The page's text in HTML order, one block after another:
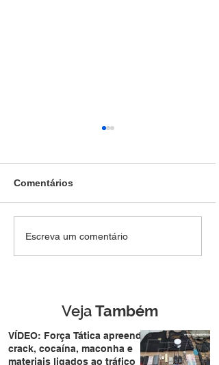
Jovem de 19 anos é
Comentários
Escreva um comentário
VejaTambém
VÍDEO: Força Tática apreende
crack, cocaína, maconha e
materiais ligados ao tráfico